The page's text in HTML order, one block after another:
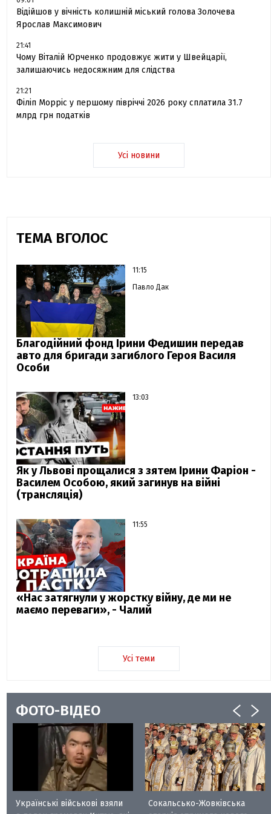
Відійшов у вічність колишній міський голова Золочева
Ярослав Максимович
21:41
Чому Віталій Юрченко продовжує жити у Швейцарії,
залишаючись недосяжним для слідства
21:21
Філіп Морріс у першому півріччі 2026 року сплатила 31.7
млрд грн податків
Усі новини
ТЕМА ВГОЛОС
11:15
Павло Дак
Благодійний фонд Ірини Федишин передав
авто для бригади загиблого Героя Василя
Особи
13:03
Як у Львові прощалися з зятем Ірини Фаріон -
Василем Особою, який загинув на війні
(трансляція)
11:55
«Нас затягнули у жорстку війну, де ми не
маємо переваги», - Чалий
Усі теми
ФОТО-ВІДЕО
Українські військові взяли
Сокальсько-Жовківська